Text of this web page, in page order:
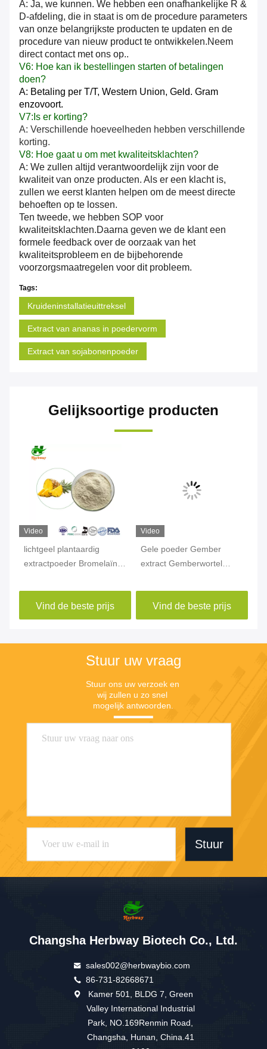
A: Ja, we kunnen. We hebben een onafhankelijke R &
D-afdeling, die in staat is om de procedure parameters
van onze belangrijkste producten te updaten en de
procedure van nieuw product te ontwikkelen.Neem
direct contact met ons op..
V6: Hoe kan ik bestellingen starten of betalingen
doen?
A: Betaling per T/T, Western Union, Geld. Gram
enzovoort.
V7:Is er korting?
A: Verschillende hoeveelheden hebben verschillende
korting.
V8: Hoe gaat u om met kwaliteitsklachten?
A: We zullen altijd verantwoordelijk zijn voor de
kwaliteit van onze producten. Als er een klacht is,
zullen we eerst klanten helpen om de meest directe
behoeften op te lossen.
Ten tweede, we hebben SOP voor
kwaliteitsklachten.Daarna geven we de klant een
formele feedback over de oorzaak van het
kwaliteitsprobleem en de bijbehorende
voorzorgsmaatregelen voor dit probleem.
Tags:
Kruideninstallatieuittreksel
Extract van ananas in poedervorm
Extract van sojabonenpoeder
Gelijksoortige producten
Video
lichtgeel plantaardig
extractpoeder Bromelaïne
extractpoeder
Vind de beste prijs
Video
Gele poeder Gember
extract Gemberwortel
84696-15-1
Vind de beste prijs
Stuur uw vraag
Stuur ons uw verzoek en
wij zullen u zo snel
mogelijk antwoorden.
Stuur
Changsha Herbway Biotech Co., Ltd.
sales002@herbwaybio.com
86-731-82668671
Kamer 501, BLDG 7, Green
Valley International Industrial
Park, NO.169Renmin Road,
Changsha, Hunan, China.41